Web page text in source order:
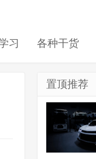
习 各种干货
置顶推荐